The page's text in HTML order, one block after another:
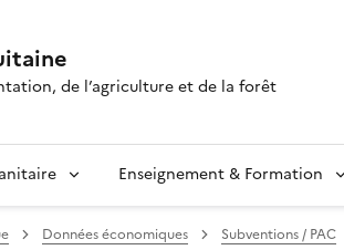
de l’agriculture et de la forêt
Enseignement & Formation
Données économiques Subventions / PAC